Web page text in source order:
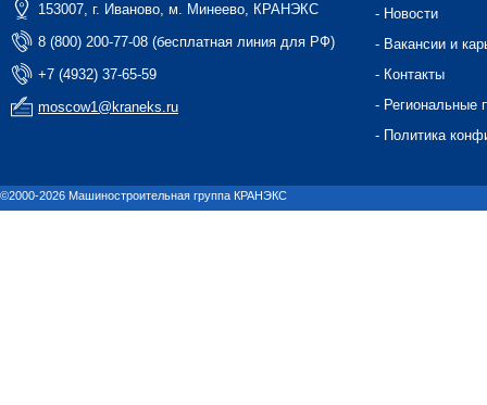
153007, г. Иваново, м. Минеево, КРАНЭКС
8 (800) 200-77-08 (бесплатная линия для РФ)
+7 (4932) 37-65-59
moscow1@kraneks.ru
- Новости
- Вакансии и
- Контакты
- Региональные
- Политика
©2000-2026 Машиностроительная группа КРАНЭКС